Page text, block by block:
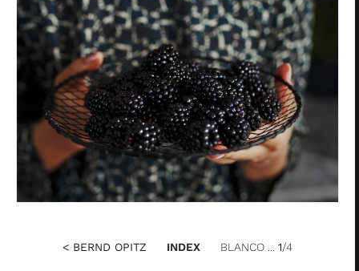
< BERND OPITZ INDEX BLANCO ... 1/4